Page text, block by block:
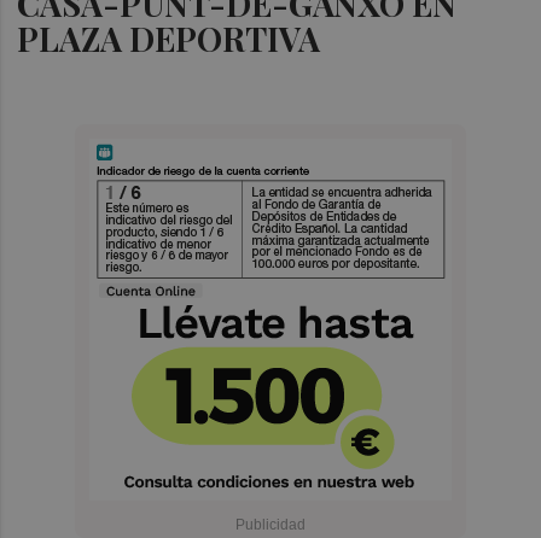
PLAZA DEPORTIVA